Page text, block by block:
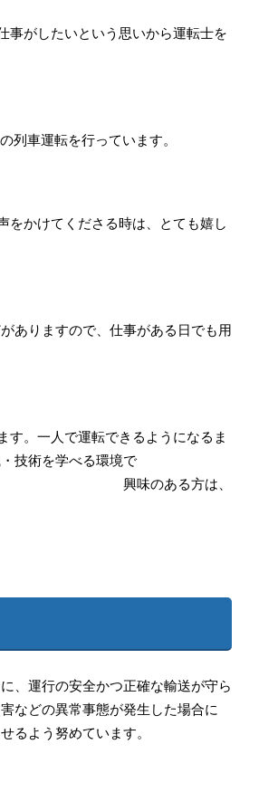
事がしたいという思いから運転士を
列車運転を行っています。
をかけてくださる時は、とても嬉し
ありますので、仕事がある日でも用
す。一人で運転できるようになるま
技術を学べる環境で
方は、
、運行の安全かつ正確な輸送が守ら
などの異常事態が発生した場合に
るよう努めています。